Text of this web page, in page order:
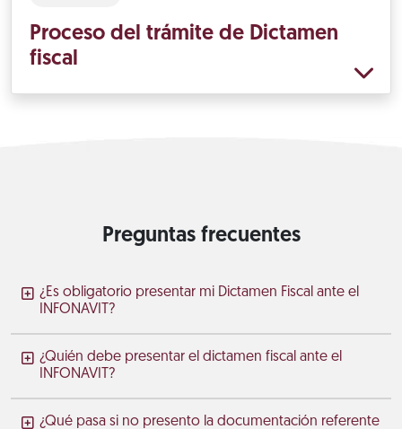
Proceso del trámite de Dictamen
fiscal
Preguntas frecuentes
¿Es obligatorio presentar mi Dictamen Fiscal ante el
INFONAVIT?
¿Quién debe presentar el dictamen fiscal ante el
INFONAVIT?
¿Qué pasa si no presento la documentación referente